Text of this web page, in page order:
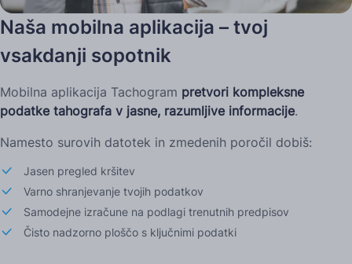
Naša mobilna aplikacija – tvoj
vsakdanji sopotnik
Mobilna aplikacija Tachogram pretvori kompleksne
podatke tahografa v jasne, razumljive informacije.
Namesto surovih datotek in zmedenih poročil dobiš:
Jasen pregled kršitev
Varno shranjevanje tvojih podatkov
Samodejne izračune na podlagi trenutnih predpisov
Čisto nadzorno ploščo s ključnimi podatki